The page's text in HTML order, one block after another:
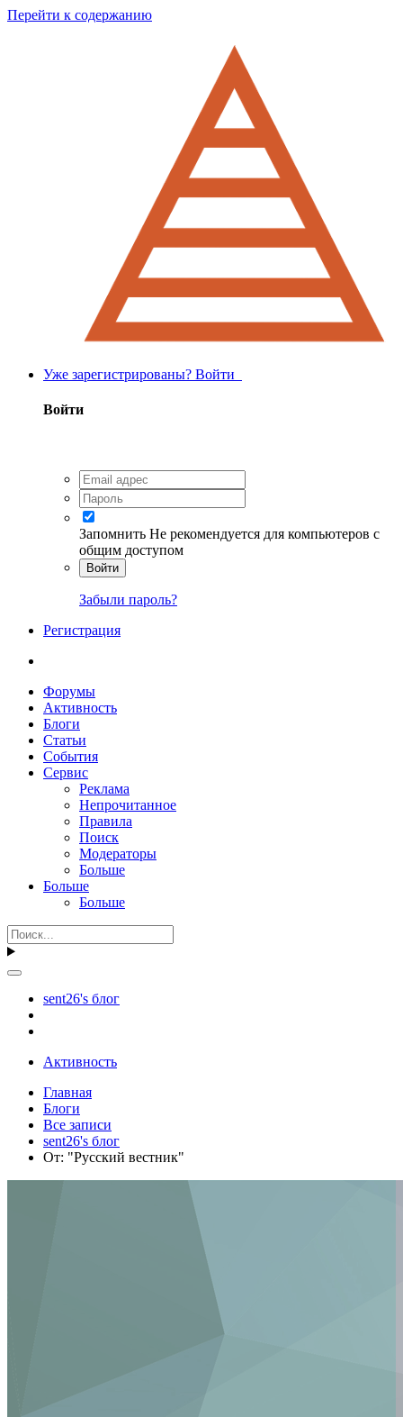
Перейти к содержанию
Уже зарегистрированы? Войти
Войти
Запомнить Не рекомендуется для компьютеров с
общим доступом
Войти
Забыли пароль?
Регистрация
Форумы
Активность
Блоги
Статьи
События
Сервис
Реклама
Непрочитанное
Правила
Поиск
Модераторы
Больше
Больше
Больше
sent26's блог
Активность
Главная
Блоги
Все записи
sent26's блог
От: "Русский вестник"